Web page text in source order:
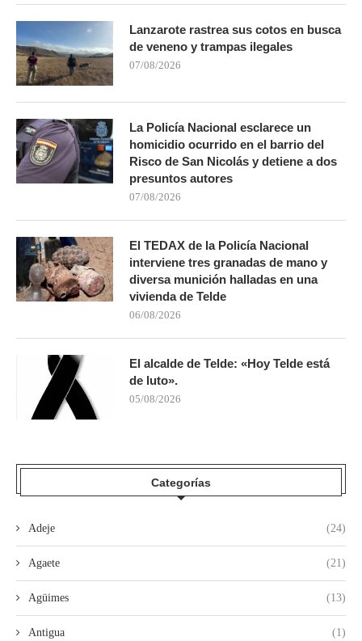
Lanzarote rastrea sus cotos en busca
de veneno y trampas ilegales
07/08/2026
La Policía Nacional esclarece un
homicidio ocurrido en el barrio del
Risco de San Nicolás y detiene a dos
presuntos autores
07/08/2026
El TEDAX de la Policía Nacional
interviene tres granadas de mano y
diversa munición halladas en una
vivienda de Telde
06/08/2026
El alcalde de Telde: «Hoy Telde está
de luto».
05/08/2026
Categorías
Adeje (24)
Agaete (21)
Agüimes (13)
Antigua (1)